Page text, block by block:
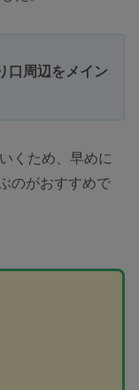
口周辺をメイン
くため、早めに
のがおすすめで